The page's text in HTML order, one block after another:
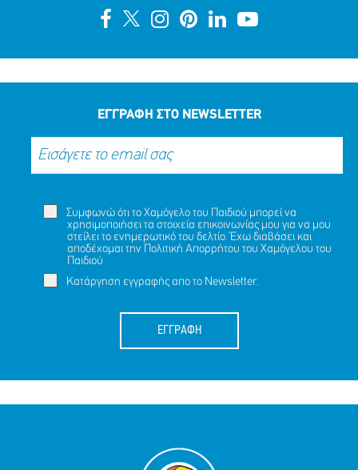
ΕΓΓΡΑΦΗ ΣΤΟ NEWSLETTER
Συμφωνώ ότι το Χαμόγελο του Παιδιού μπορεί να
χρησιμοποιήσει τα στοιχεία επικοινωνίας μου για να μου
στείλει το ενημερωτικό του δελτίο. Έχω διαβάσει και
αποδέχομαι την Πολιτική Απορρήτου του Χαμόγελου του
Παιδιού
Κατάργηση εγγραφής απο το Newsletter.
ΕΓΓΡΑΦΗ